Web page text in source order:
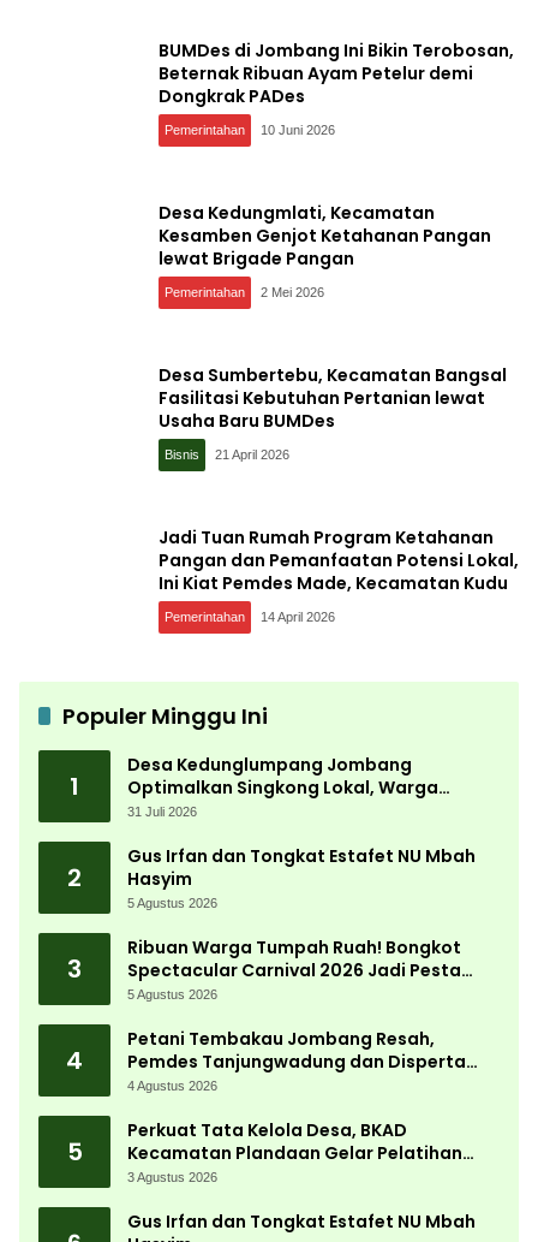
BUMDes di Jombang Ini Bikin Terobosan,
Beternak Ribuan Ayam Petelur demi
Dongkrak PADes
Pemerintahan 10 Juni 2026
Desa Kedungmlati, Kecamatan
Kesamben Genjot Ketahanan Pangan
lewat Brigade Pangan
Pemerintahan 2 Mei 2026
Desa Sumbertebu, Kecamatan Bangsal
Fasilitasi Kebutuhan Pertanian lewat
Usaha Baru BUMDes
Bisnis 21 April 2026
Jadi Tuan Rumah Program Ketahanan
Pangan dan Pemanfaatan Potensi Lokal,
Ini Kiat Pemdes Made, Kecamatan Kudu
Pemerintahan 14 April 2026
Populer Minggu Ini
1
Desa Kedunglumpang Jombang
Optimalkan Singkong Lokal, Warga
Diajari Produksi Tepung Mocaf
31 Juli 2026
2
Gus Irfan dan Tongkat Estafet NU Mbah
Hasyim
5 Agustus 2026
3
Ribuan Warga Tumpah Ruah! Bongkot
Spectacular Carnival 2026 Jadi Pesta
Kemerdekaan Terbesar di Peterongan
5 Agustus 2026
4
Petani Tembakau Jombang Resah,
Pemdes Tanjungwadung dan Disperta
Bergerak Cepat
4 Agustus 2026
5
Perkuat Tata Kelola Desa, BKAD
Kecamatan Plandaan Gelar Pelatihan
Aparatur Pemdes
3 Agustus 2026
Gus Irfan dan Tongkat Estafet NU Mbah